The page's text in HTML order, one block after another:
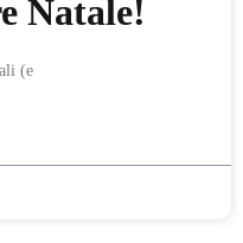
Natale!
(e